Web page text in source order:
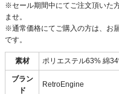
※セール期間中にてご注文頂いた
ませ。
※通常価格にてご購入の方は、お
です。
素材 ポリエステル63% 綿
ブラン
ド
RetroEngine